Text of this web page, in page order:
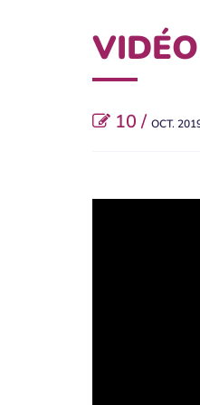
10 / OCT.